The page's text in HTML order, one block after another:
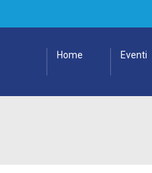
Home Eventi